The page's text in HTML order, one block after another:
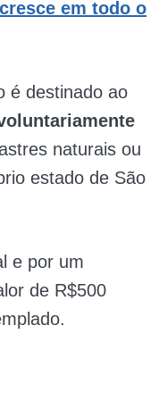
em todo o
é destinado ao
naturais ou
estado de São
e por um
de R$500